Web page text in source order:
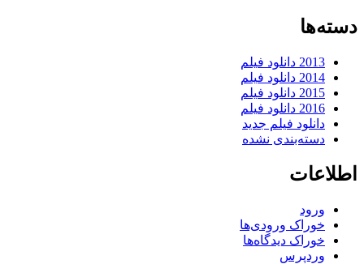
دسته‌ها
2013 دانلود فیلم
2014 دانلود فیلم
2015 دانلود فیلم
2016 دانلود فیلم
دانلود فیلم جدید
دسته‌بندی نشده
اطلاعات
ورود
خوراک ورودی‌ها
خوراک دیدگاه‌ها
وردپرس